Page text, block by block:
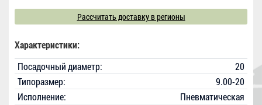
Рассчитать доставку в регионы
Характеристики:
Посадочный диаметр:
20
Типоразмер:
9.00-20
Исполнение:
Пневматическая